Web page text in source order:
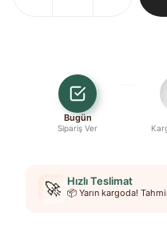
Bugün
Sipariş Ver
🚀 Hızlı Teslimat
📦 Yarın kargoda!